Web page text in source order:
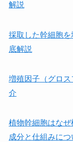
解説
採取した幹細胞
底解説
増殖因子（グロ
介
植物幹細胞はな
成分と仕組みにつ